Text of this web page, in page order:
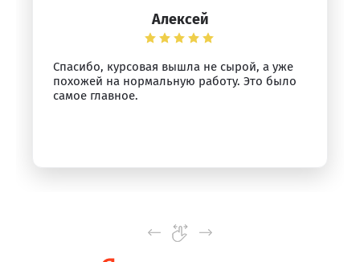
Алексей
Спасибо, курсовая вышла не сырой, а уже
похожей на нормальную работу. Это было
самое главное.